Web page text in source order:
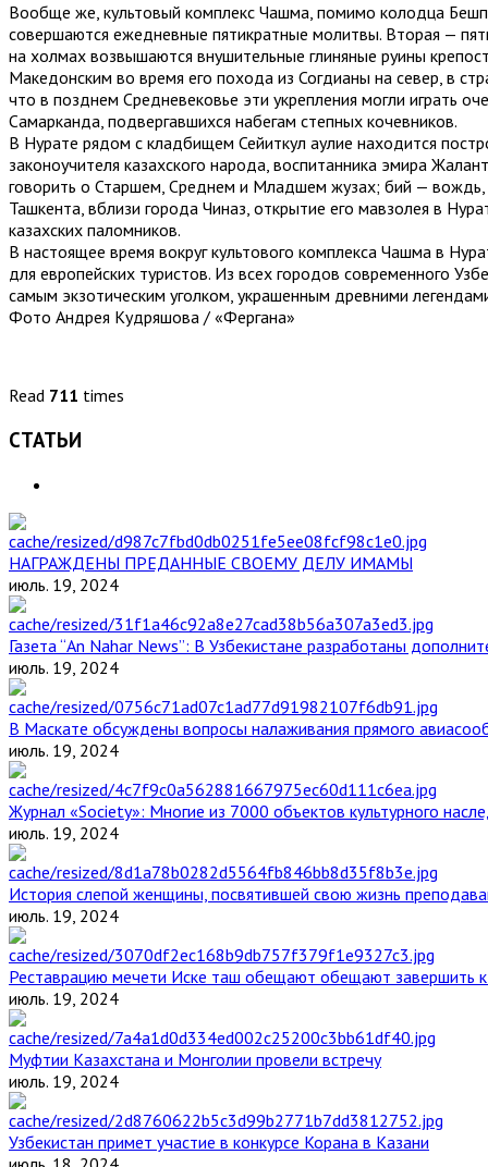
Вообще же, культовый комплекс Чашма, помимо колодца
совершаются ежедневные пятикратные молитвы. Вторая —
на холмах возвышаются внушительные глиняные руины
Македонским во время его похода из Согдианы на север, в
что в позднем Средневековье эти укрепления могли играть
Самарканда, подвергавшихся набегам степных кочевников.
В Нурате рядом с кладбищем Сейиткул аулие находится
законоучителя казахского народа, воспитанника эмира
говорить о Старшем, Среднем и Младшем жузах; бий — вождь,
Ташкента, вблизи города Чиназ, открытие его мавзолея в
казахских паломников.
В настоящее время вокруг культового комплекса Чашма в
для европейских туристов. Из всех городов современного
самым экзотическим уголком, украшенным древними
Фото Андрея Кудряшова / «Фергана»
Read 711 times
СТАТЬИ
НАГРАЖДЕНЫ ПРЕДАННЫЕ СВОЕМУ ДЕЛУ ИМАМЫ
июль. 19, 2024
Газета “An Nahar News”: В Узбекистане разработаны
июль. 19, 2024
В Маскате обсуждены вопросы налаживания прямого
июль. 19, 2024
Журнал «Society»: Многие из 7000 объектов культурного
июль. 19, 2024
История слепой женщины, посвятившей свою жизнь
июль. 19, 2024
Реставрацию мечети Иске таш обещают обещают завершить к
июль. 19, 2024
Муфтии Казахстана и Монголии провели встречу
июль. 19, 2024
Узбекистан примет участие в конкурсе Корана в Казани